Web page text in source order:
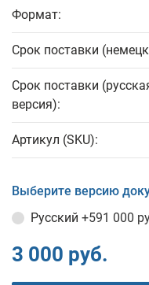
Формат:
Срок поставки
Срок поставки
версия):
Артикул (SKU):
Выберите версию
Русский +591 000
3 000 руб.